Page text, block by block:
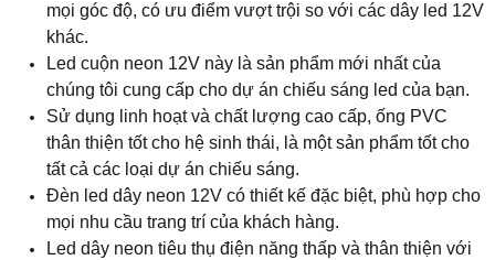
mọi góc độ, có ưu điểm vượt trội so với các dây led 12V
khác.​
Led cuộn neon 12V này là sản phẩm mới nhất của
chúng tôi cung cấp cho dự án chiếu sáng led của bạn.
Sử dụng linh hoạt và chất lượng cao cấp, ống PVC
thân thiện tốt cho hệ sinh thái, là một sản phẩm tốt cho
tất cả các loại dự án chiếu sáng.
Đèn led dây neon 12V có thiết kế đặc biệt, phù hợp cho
mọi nhu cầu trang trí của khách hàng.
Led dây neon tiêu thụ điện năng thấp và thân thiện với